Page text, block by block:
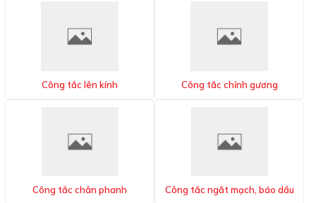
Công tắc lên kính Công tắc chỉnh gương
Công tắc chân phanh Công tắc ngắt mạch, báo dầu